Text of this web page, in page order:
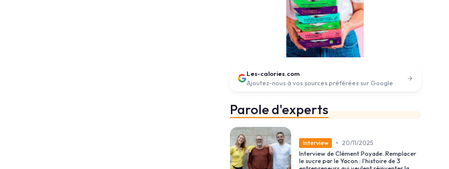
Les-calories.com
Ajoutez-nous à vos sources préférées sur Google
Parole d'experts
Interview • 20/11/2025
Interview de Clément Poyade. Remplacer
le sucre par le Yacon : l’histoire de 3